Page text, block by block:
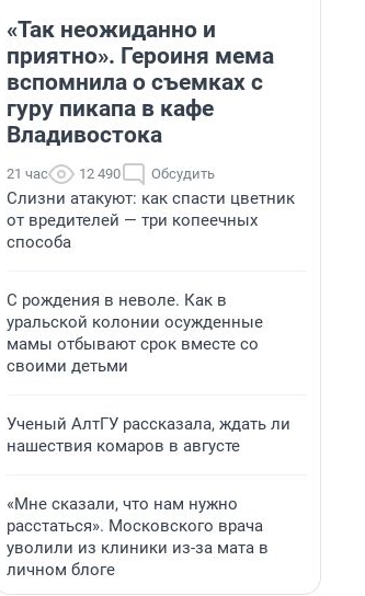
«Так неожиданно и
приятно». Героиня мема
вспомнила о съемках с
гуру пикапа в кафе
Владивостока
21 час 12 490 Обсудить
Слизни атакуют: как спасти цветник
от вредителей — три копеечных
способа
С рождения в неволе. Как в
уральской колонии осужденные
мамы отбывают срок вместе со
своими детьми
Ученый АлтГУ рассказала, ждать ли
нашествия комаров в августе
«Мне сказали, что нам нужно
расстаться». Московского врача
уволили из клиники из-за мата в
личном блоге